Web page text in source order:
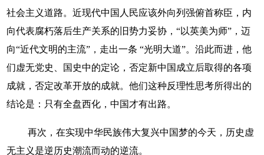
社会主义道路。近现代中国人民应该外向列强俯首称臣，内
向代表腐朽落后生产关系的旧势力妥协，“以英美为师”，迈
向“近代文明的主流”，走出一条 “光明大道”。沿此而进，他
们虚无党史、国史中的定论，否定新中国成立后取得的各项
成就，否定改革开放的成就。他们这种反理性思考所得出的
结论是：只有全盘西化，中国才有出路。
再次，在实现中华民族伟大复兴中国梦的今天，历史虚
无主义是逆历史潮流而动的逆流。